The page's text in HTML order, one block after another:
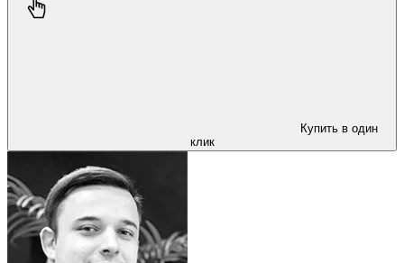
Купить в один
клик